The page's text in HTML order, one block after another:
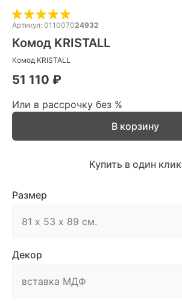
Артикул: 011007024932
Комод KRISTALL
Комод KRISTALL
51 110 ₽
Или в рассрочку без %
Размер
Декор
В корзину
Купить в один клик